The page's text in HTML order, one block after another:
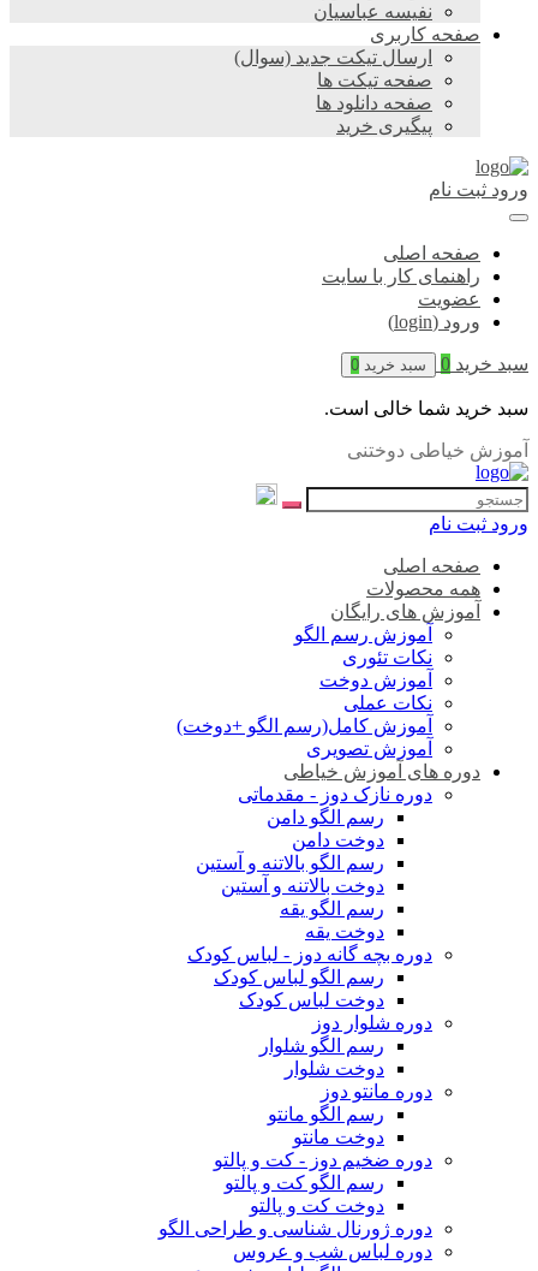
نفیسه عباسیان
صفحه کاربری
ارسال تیکت جدید (سوال)
صفحه تیکت ها
صفحه دانلود ها
پیگیری خرید
ورود ثبت نام
صفحه اصلی
راهنمای کار با سایت
عضویت
ورود (login)
سبد خرید 0 سبد خرید 0
سبد خرید شما خالی است.
آموزش خیاطی دوختنی
ورود ثبت نام
صفحه اصلی
همه محصولات
آموزش های رایگان
آموزش رسم الگو
نکات تئوری
آموزش دوخت
نکات عملی
آموزش کامل(رسم الگو +دوخت)
آموزش تصویری
دوره های آموزش خیاطی
دوره نازک دوز - مقدماتی
رسم الگو دامن
دوخت دامن
رسم الگو بالاتنه و آستین
دوخت بالاتنه و آستین
رسم الگو یقه
دوخت یقه
دوره بچه گانه دوز - لباس کودک
رسم الگو لباس کودک
دوخت لباس کودک
دوره شلوار دوز
رسم الگو شلوار
دوخت شلوار
دوره مانتو دوز
رسم الگو مانتو
دوخت مانتو
دوره ضخیم دوز - کت و پالتو
رسم الگو کت و پالتو
دوخت کت و پالتو
دوره ژورنال شناسی و طراحی الگو
دوره لباس شب و عروس